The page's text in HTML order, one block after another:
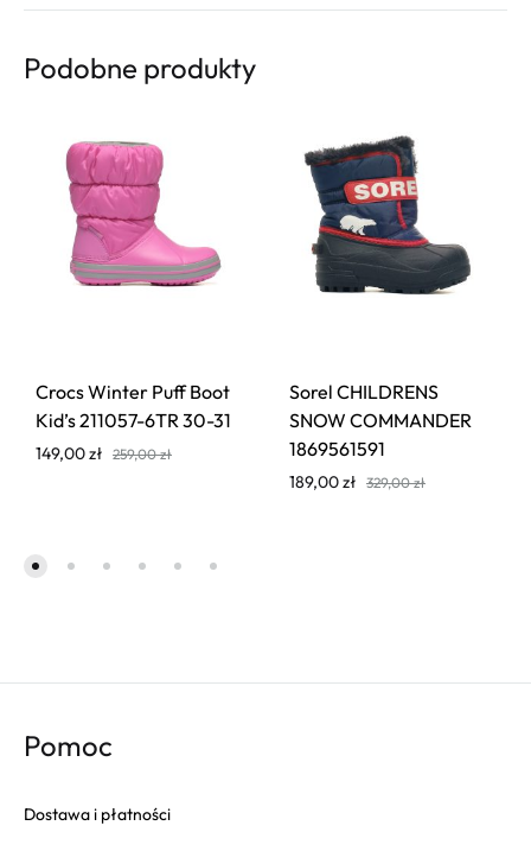
Podobne produkty
Crocs Winter Puff Boot
Kid’s 211057-6TR 30-31
149,00zł 259,00zł
Sorel CHILDRENS
SNOW COMMANDER
1869561591
189,00zł 329,00zł
Pomoc
Dostawa i płatności